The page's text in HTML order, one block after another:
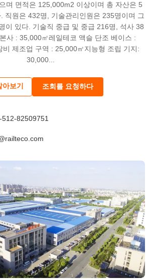
며 면적은 125,000m2 이상이며 총 자산은 5
직원은 432명, 기술관리인원은 235명이며 그
이 있다. 기술직 중급 및 중급 216명, 석사 38
사 : 35,000㎡레일테코 액슬 단조 베이스 :
비 제조업 구역 : 25,000㎡지능형 조립 기지:
30,000...
보기 조회를 요청하다
82509751